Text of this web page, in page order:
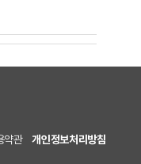
약관
개인정보처리방침